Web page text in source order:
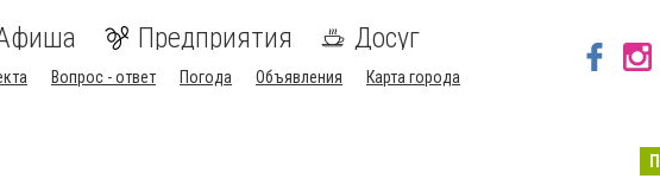
Предприятия Досуг
Вопрос - ответ Погода Объявления Карта города